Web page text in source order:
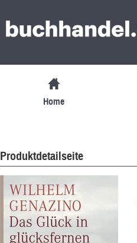
Home
Produktdetailseite